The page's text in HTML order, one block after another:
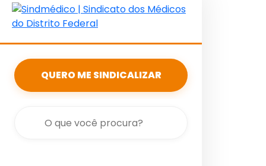
QUERO ME SINDICALIZAR